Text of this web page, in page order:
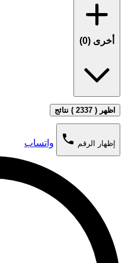
أخرى (0
)
اظهر ( 2337 ) نتائج
إظهار الرقم phone واتساب